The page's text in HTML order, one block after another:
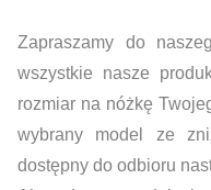
Zapraszamy do
wszystkie nasze
rozmiar na nóżkę
wybrany model ze
dostępny do odbioru